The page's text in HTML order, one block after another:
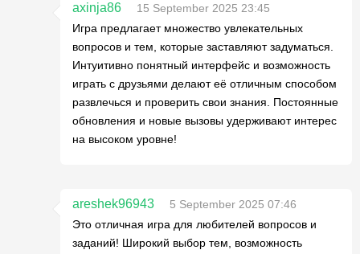
axinja86
15 September 2025 23:45
Игра предлагает множество увлекательных
вопросов и тем, которые заставляют задуматься.
Интуитивно понятный интерфейс и возможность
играть с друзьями делают её отличным способом
развлечься и проверить свои знания. Постоянные
обновления и новые вызовы удерживают интерес
на высоком уровне!
areshek96943
5 September 2025 07:46
Это отличная игра для любителей вопросов и
заданий! Широкий выбор тем, возможность